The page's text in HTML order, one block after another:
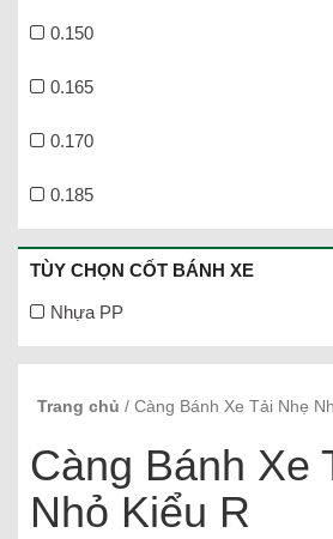
0.150
0.165
0.170
0.185
TÙY CHỌN CỐT BÁNH XE
Nhựa PP
Trang chủ / Càng Bánh Xe Tải Nhẹ
Càng Bánh Xe
Nhỏ Kiểu R